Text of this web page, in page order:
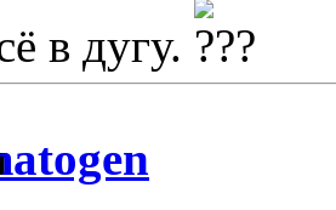
в дугу.